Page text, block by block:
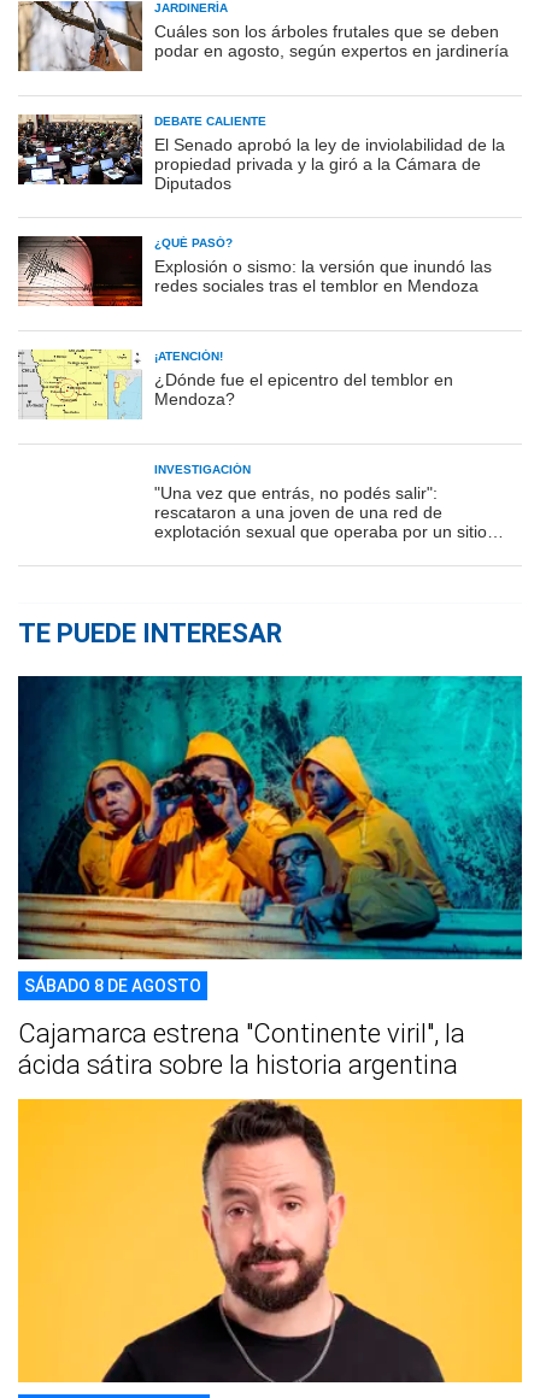
JARDINERÍA
Cuáles son los árboles frutales que se deben
podar en agosto, según expertos en jardinería
DEBATE CALIENTE
El Senado aprobó la ley de inviolabilidad de la
propiedad privada y la giró a la Cámara de
Diputados
¿QUÉ PASÓ?
Explosión o sismo: la versión que inundó las
redes sociales tras el temblor en Mendoza
¡ATENCIÓN!
¿Dónde fue el epicentro del temblor en
Mendoza?
INVESTIGACIÓN
"Una vez que entrás, no podés salir":
rescataron a una joven de una red de
explotación sexual que operaba por un sitio
TE PUEDE INTERESAR
SÁBADO 8 DE AGOSTO
Cajamarca estrena "Continente viril", la
ácida sátira sobre la historia argentina